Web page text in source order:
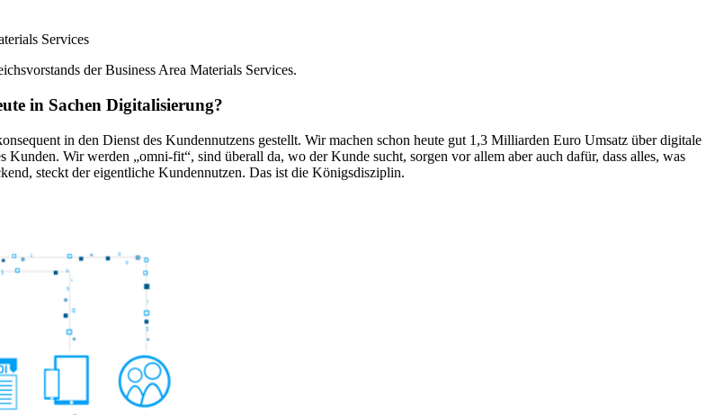
Services
der Business Area Materials Services.
in Sachen Digitalisierung?
in den Dienst des Kundennutzens gestellt. Wir machen schon heute gut 1,3 Milliarden Euro Umsatz über digitale
Wir werden „omni-fit“, sind überall da, wo der Kunde sucht, sorgen vor allem aber auch dafür, dass alles, was
steckt der eigentliche Kundennutzen. Das ist die Königsdisziplin.